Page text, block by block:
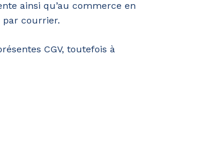
ainsi qu’au commerce en
par courrier.
CGV, toutefois à